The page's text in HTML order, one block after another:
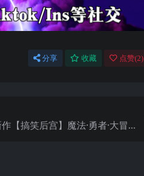
分享 收藏 点赞(2)
【搞笑后宫】魔法·勇者·大冒